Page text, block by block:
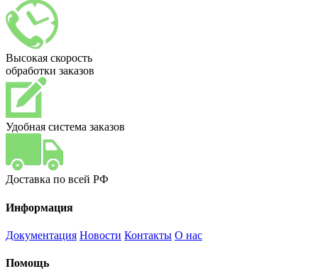
Высокая скорость
обработки заказов
Удобная система заказов
Доставка по всей РФ
Информация
Документация Новости Контакты О нас
Помощь